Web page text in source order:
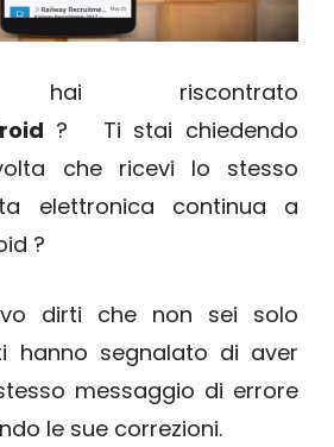
hai riscontrato
?
Ti stai chiedendo
che ricevi lo stesso
elettronica continua a
?
dirti che non sei solo
hanno segnalato di aver
messaggio di errore
le sue correzioni.